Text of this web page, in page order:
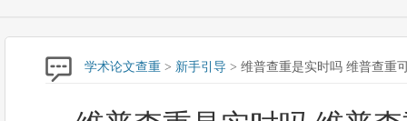
学术论文查重 > 新手引导 > 维普查重是实时吗 维普查重